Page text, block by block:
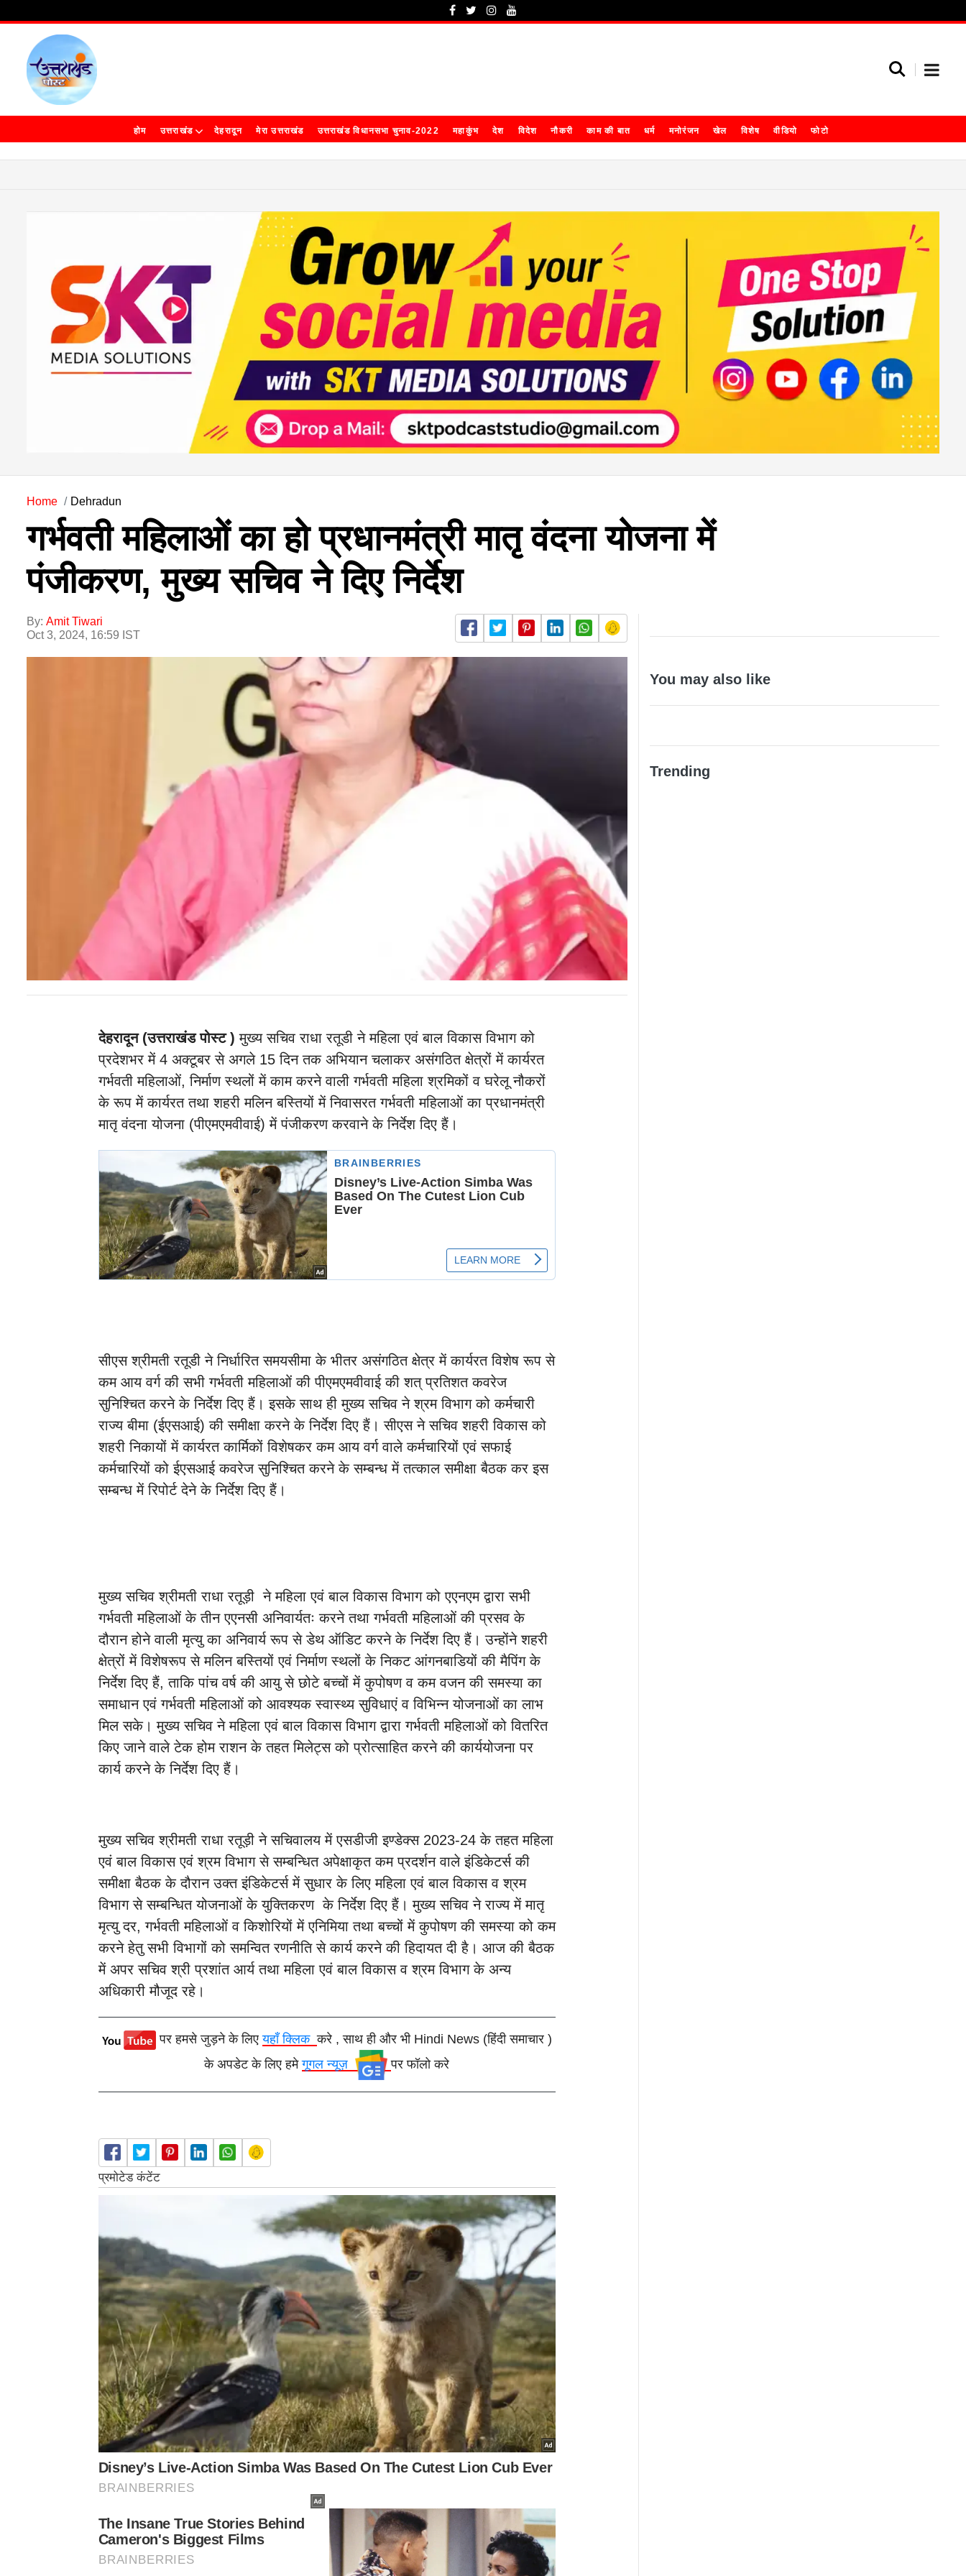
होम उत्तराखंड देहरादून मेरा उत्तराखंड उत्तराखंड विधानसभा चुनाव-2022 महाकुंभ देश विदेश नौकरी काम की बात धर्म मनोरंजन खेल विशेष वीडियो फोटो
Home Dehradun
गर्भवती महिलाओं का हो प्रधानमंत्री मातृ वंदना योजना में
पंजीकरण, मुख्य सचिव ने दिए निर्देश
By: Amit Tiwari
Oct 3, 2024, 16:59 IST
देहरादून (उत्तराखंड पोस्ट )मुख्य सचिव राधा रतूडी ने महिला एवं बाल विकास विभाग को
प्रदेशभर में 4 अक्टूबर से अगले 15 दिन तक अभियान चलाकर असंगठित क्षेत्रों में कार्यरत
गर्भवती महिलाओं, निर्माण स्थलों में काम करने वाली गर्भवती महिला श्रमिकों व घरेलू नौकरों
के रूप में कार्यरत तथा शहरी मलिन बस्तियों में निवासरत गर्भवती महिलाओं का प्रधानमंत्री
मातृ वंदना योजना (पीएमएमवीवाई) में पंजीकरण करवाने के निर्देश दिए हैं।
सीएस श्रीमती रतूडी ने निर्धारित समयसीमा के भीतर असंगठित क्षेत्र में कार्यरत विशेष रूप से
कम आय वर्ग की सभी गर्भवती महिलाओं की पीएमएमवीवाई की शत् प्रतिशत कवरेज
सुनिश्चित करने के निर्देश दिए हैं। इसके साथ ही मुख्य सचिव ने श्रम विभाग को कर्मचारी
राज्य बीमा (ईएसआई) की समीक्षा करने के निर्देश दिए हैं। सीएस ने सचिव शहरी विकास को
शहरी निकायों में कार्यरत कार्मिकों विशेषकर कम आय वर्ग वाले कर्मचारियों एवं सफाई
कर्मचारियों को ईएसआई कवरेज सुनिश्चित करने के सम्बन्ध में तत्काल समीक्षा बैठक कर इस
सम्बन्ध में रिपोर्ट देने के निर्देश दिए हैं।
मुख्य सचिव श्रीमती राधा रतूड़ी ने महिला एवं बाल विकास विभाग को एएनएम द्वारा सभी
गर्भवती महिलाओं के तीन एएनसी अनिवार्यतः करने तथा गर्भवती महिलाओं की प्रसव के
दौरान होने वाली मृत्यु का अनिवार्य रूप से डेथ ऑडिट करने के निर्देश दिए हैं। उन्होंने शहरी
क्षेत्रों में विशेषरूप से मलिन बस्तियों एवं निर्माण स्थलों के निकट आंगनबाडियों की मैपिंग के
निर्देश दिए हैं, ताकि पांच वर्ष की आयु से छोटे बच्चों में कुपोषण व कम वजन की समस्या का
समाधान एवं गर्भवती महिलाओं को आवश्यक स्वास्थ्य सुविधाएं व विभिन्न योजनाओं का लाभ
मिल सके। मुख्य सचिव ने महिला एवं बाल विकास विभाग द्वारा गर्भवती महिलाओं को वितरित
किए जाने वाले टेक होम राशन के तहत मिलेट्स को प्रोत्साहित करने की कार्ययोजना पर
कार्य करने के निर्देश दिए हैं।
मुख्य सचिव श्रीमती राधा रतूड़ी ने सचिवालय में एसडीजी इण्डेक्स 2023-24 के तहत महिला
एवं बाल विकास एवं श्रम विभाग से सम्बन्धित अपेक्षाकृत कम प्रदर्शन वाले इंडिकेटर्स की
समीक्षा बैठक के दौरान उक्त इंडिकेटर्स में सुधार के लिए महिला एवं बाल विकास व श्रम
विभाग से सम्बन्धित योजनाओं के युक्तिकरण के निर्देश दिए हैं। मुख्य सचिव ने राज्य में मातृ
मृत्यु दर, गर्भवती महिलाओं व किशोरियों में एनिमिया तथा बच्चों में कुपोषण की समस्या को कम
करने हेतु सभी विभागों को समन्वित रणनीति से कार्य करने की हिदायत दी है। आज की बैठक
में अपर सचिव श्री प्रशांत आर्य तथा महिला एवं बाल विकास व श्रम विभाग के अन्य
अधिकारी मौजूद रहे।
पर हमसे जुड़ने के लिएयहाँ क्लिककरे , साथ ही और भी Hindi News (हिंदी समाचार )
के अपडेट के लिए हमेगूगल न्यूज़ पर फॉलो करे
You may also like
Trending